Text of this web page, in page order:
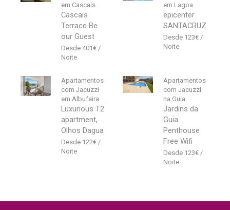
em Cascais
Cascais
Terrace Be
our Guest
401€
em Lagoa
epicenter
SANTACRUZ
123€
Apartamentos
com Jacuzzi
em Albufeira
Luxurious T2
apartment,
Olhos Dagua
122€
Apartamentos
com Jacuzzi
na Guia
Jardins da
Guia
Penthouse
Free Wifi
123€